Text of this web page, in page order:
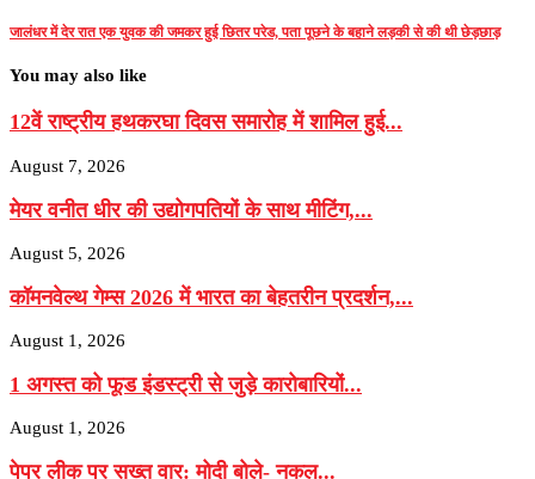
जालंधर में देर रात एक युवक की जमकर हुई छितर परेड, पता पूछने के बहाने लड़की से की थी छेड़छाड़
You may also like
12वें राष्ट्रीय हथकरघा दिवस समारोह में शामिल हुई...
August 7, 2026
मेयर वनीत धीर की उद्योगपतियों के साथ मीटिंग,...
August 5, 2026
कॉमनवेल्थ गेम्स 2026 में भारत का बेहतरीन प्रदर्शन,...
August 1, 2026
1 अगस्त को फूड इंडस्ट्री से जुड़े कारोबारियों...
August 1, 2026
पेपर लीक पर सख्त वार: मोदी बोले- नकल...